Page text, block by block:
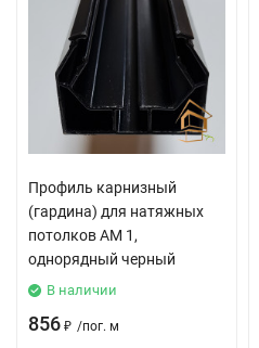
Профиль карнизный
(гардина) для натяжных
потолков АМ 1,
однорядный черный
В наличии
856 ₽ /пог. м